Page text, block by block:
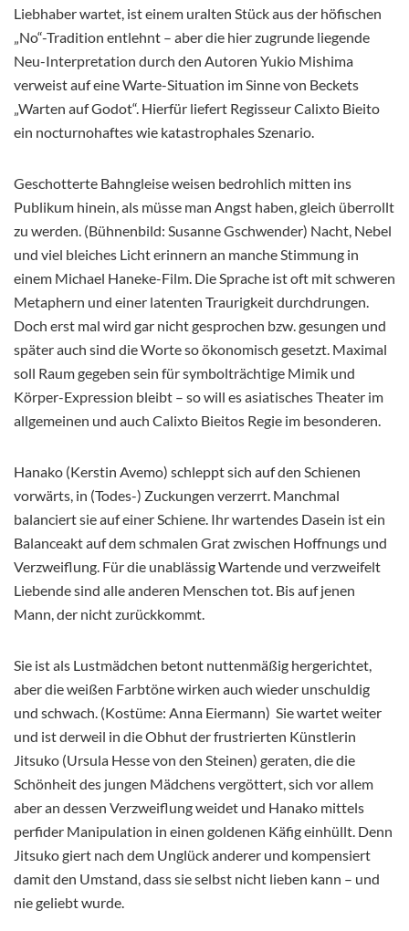
Liebhaber wartet, ist einem uralten Stück aus der höfischen
„No“-Tradition entlehnt – aber die hier zugrunde liegende
Neu-Interpretation durch den Autoren Yukio Mishima
verweist auf eine Warte-Situation im Sinne von Beckets
„Warten auf Godot“. Hierfür liefert Regisseur Calixto Bieito
ein nocturnohaftes wie katastrophales Szenario.
Geschotterte Bahngleise weisen bedrohlich mitten ins
Publikum hinein, als müsse man Angst haben, gleich überrollt
zu werden. (Bühnenbild: Susanne Gschwender) Nacht, Nebel
und viel bleiches Licht erinnern an manche Stimmung in
einem Michael Haneke-Film. Die Sprache ist oft mit schweren
Metaphern und einer latenten Traurigkeit durchdrungen.
Doch erst mal wird gar nicht gesprochen bzw. gesungen und
später auch sind die Worte so ökonomisch gesetzt. Maximal
soll Raum gegeben sein für symbolträchtige Mimik und
Körper-Expression bleibt – so will es asiatisches Theater im
allgemeinen und auch Calixto Bieitos Regie im besonderen.
Hanako (Kerstin Avemo) schleppt sich auf den Schienen
vorwärts, in (Todes-) Zuckungen verzerrt. Manchmal
balanciert sie auf einer Schiene. Ihr wartendes Dasein ist ein
Balanceakt auf dem schmalen Grat zwischen Hoffnungs und
Verzweiflung. Für die unablässig Wartende und verzweifelt
Liebende sind alle anderen Menschen tot. Bis auf jenen
Mann, der nicht zurückkommt.
Sie ist als Lustmädchen betont nuttenmäßig hergerichtet,
aber die weißen Farbtöne wirken auch wieder unschuldig
und schwach. (Kostüme: Anna Eiermann) Sie wartet weiter
und ist derweil in die Obhut der frustrierten Künstlerin
Jitsuko (Ursula Hesse von den Steinen) geraten, die die
Schönheit des jungen Mädchens vergöttert, sich vor allem
aber an dessen Verzweiflung weidet und Hanako mittels
perfider Manipulation in einen goldenen Käfig einhüllt. Denn
Jitsuko giert nach dem Unglück anderer und kompensiert
damit den Umstand, dass sie selbst nicht lieben kann – und
nie geliebt wurde.